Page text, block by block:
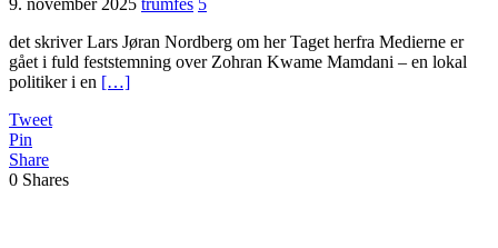
9. november 2025 trumfes 5
det skriver Lars Jøran Nordberg om her Taget herfra Medierne er
gået i fuld feststemning over Zohran Kwame Mamdani – en lokal
politiker i en […]
Tweet
Pin
Share
0 Shares